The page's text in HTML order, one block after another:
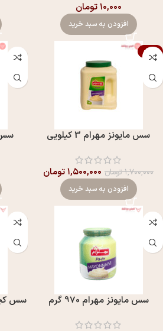
۱۰,۰۰۰تومان
افزودن به سبد خرید
-12%
سس مايونز مهرام 3 کیلویی
۱,۷۰۰,۰۰۰تومان ۱,۵۰۰,۰۰۰تومان
افزودن به سبد خرید
سس
سس مايونز مهرام 970 گرم سس